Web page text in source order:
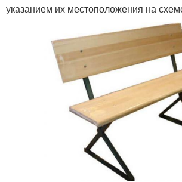
указанием их местоположения на